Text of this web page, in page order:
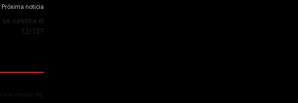
Próxima noticia
se celebra el
12/12?